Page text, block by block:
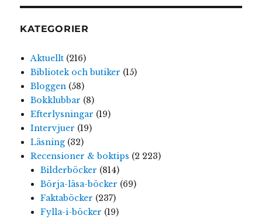
KATEGORIER
Aktuellt(216)
Bibliotek och butiker (15)
Bloggen(58)
Bokklubbar (8)
Efterlysningar (19)
Intervjuer (19)
Läsning(32)
Recensioner & boktips (2 223)
Bilderböcker (814)
Börja-läsa-böcker (69)
Faktaböcker (237)
Fylla-i-böcker (19)